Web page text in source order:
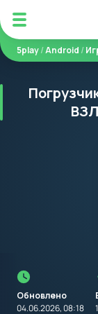
5play/Android /
Обновлено
04.06.2026, 08:18